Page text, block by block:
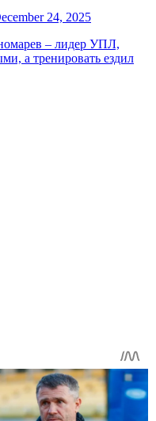
24, 2025
– лидер УПЛ,
а тренировать ездил